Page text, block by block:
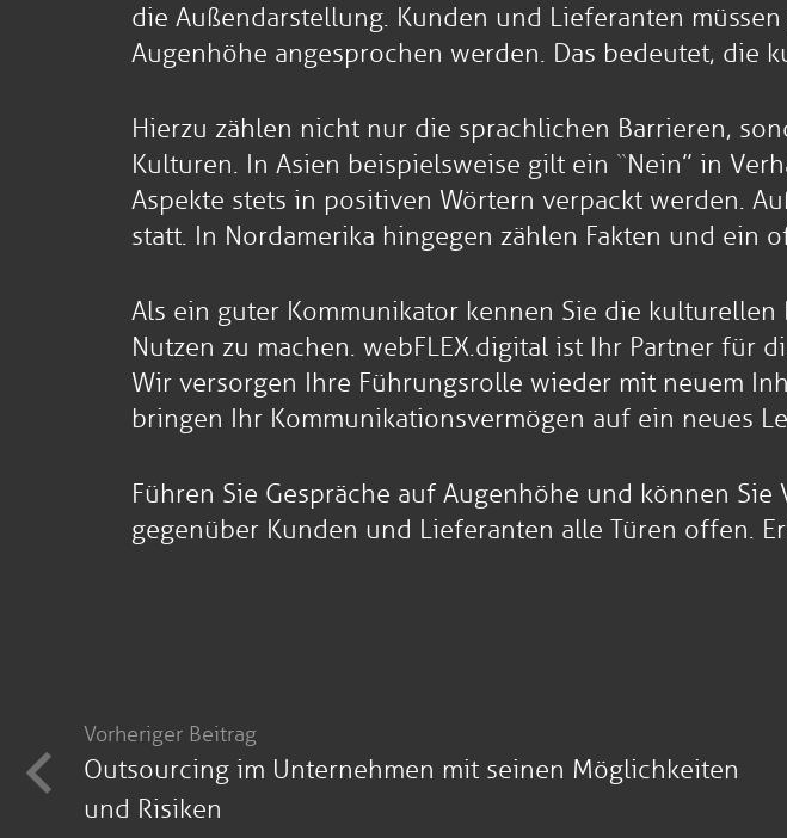
die Außendarstellung. Kunden und Lieferanten
Augenhöhe angesprochen werden. Das bedeutet, die
Hierzu zählen nicht nur die sprachlichen Barrieren,
Kulturen. In Asien beispielsweise gilt ein “Nein” in
Aspekte stets in positiven Wörtern verpackt werden.
statt. In Nordamerika hingegen zählen Fakten und ein
Als ein guter Kommunikator kennen Sie die
Nutzen zu machen. webFLEX.digital ist Ihr Partner für
Wir versorgen Ihre Führungsrolle wieder mit neuem
bringen Ihr Kommunikationsvermögen auf ein neues
Führen Sie Gespräche auf Augenhöhe und können
gegenüber Kunden und Lieferanten alle Türen offen.
Vorheriger Beitrag
Outsourcing im Unternehmen mit seinen Möglichkeiten
und Risiken